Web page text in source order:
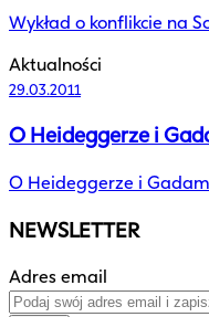
Wykład o konflikcie na
Aktualności
29.03.2011
O Heideggerze i
O Heideggerze i
NEWSLETTER
Adres email